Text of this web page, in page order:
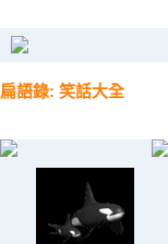
扁語錄: 笑話大全